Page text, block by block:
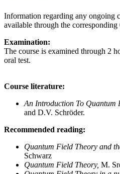
Information regarding any ongoing
available through the corresponding
Examination:
The course is examined through 2
oral test.
Course literature:
An Introduction To Quantum
and D.V. Schröder.
Recommended reading:
Quantum Field Theory and
Schwarz
Quantum Field Theory, M.